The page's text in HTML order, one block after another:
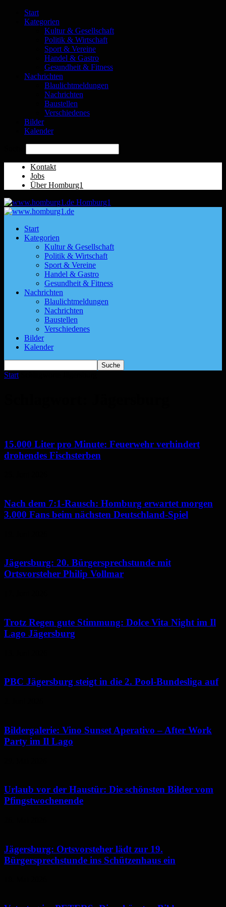
Start
Kategorien
Kultur & Gesellschaft
Politik & Wirtschaft
Sport & Vereine
Handel & Gastro
Gesundheit & Fitness
Nachrichten
Blaulichtmeldungen
Nachrichten
Baustellen
Verschiedenes
Bilder
Kalender
Kontakt
Jobs
Über Homburg1
Homburg1
Start
Kategorien
Kultur & Gesellschaft
Politik & Wirtschaft
Sport & Vereine
Handel & Gastro
Gesundheit & Fitness
Nachrichten
Blaulichtmeldungen
Nachrichten
Baustellen
Verschiedenes
Bilder
Kalender
Start
15.000 Liter pro Minute: Feuerwehr verhindert
drohendes Fischsterben
Nach dem 7:1-Rausch: Homburg erwartet morgen
3.000 Fans beim nächsten Deutschland-Spiel
Jägersburg: 20. Bürgersprechstunde mit
Ortsvorsteher Philip Vollmar
Trotz Regen gute Stimmung: Dolce Vita Night im Il
Lago Jägersburg
PBC Jägersburg steigt in die 2. Pool-Bundesliga auf
Bildergalerie: Vino Sunset Aperativo – After Work
Party im Il Lago
Urlaub vor der Haustür: Die schönsten Bilder vom
Pfingstwochenende
Jägersburg: Ortsvorsteher lädt zur 19.
Bürgersprechstunde ins Schützenhaus ein